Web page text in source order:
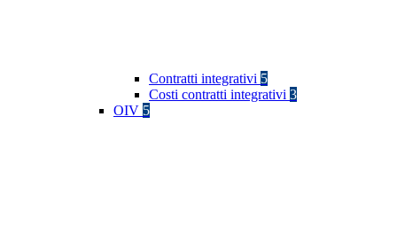
Contratti integrativi 5
Costi contratti integrativi 3
OIV 5